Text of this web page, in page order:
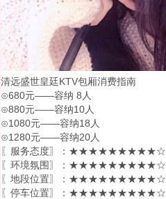
清远盛世皇廷KTV包厢消费指南
⊙680元——容纳 8人
⊙880元——容纳10人
⊙1080元——容纳18人
⊙1280元——容纳20人
〖服务态度〗：★★★★★★★★★☆
〖环境氛围〗：★★★★★★★★★☆
〖地段位置〗：★★★★★★★★★☆
〖停车位置〗：★★★★★★★★★☆